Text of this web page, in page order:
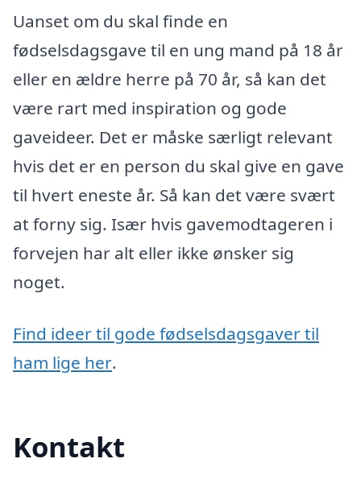
Uanset om du skal finde en
fødselsdagsgave til en ung mand på 18 år
eller en ældre herre på 70 år, så kan det
være rart med inspiration og gode
gaveideer. Det er måske særligt relevant
hvis det er en person du skal give en gave
til hvert eneste år. Så kan det være svært
at forny sig. Især hvis gavemodtageren i
forvejen har alt eller ikke ønsker sig
noget.
Find ideer til gode fødselsdagsgaver til
ham lige her.
Kontakt